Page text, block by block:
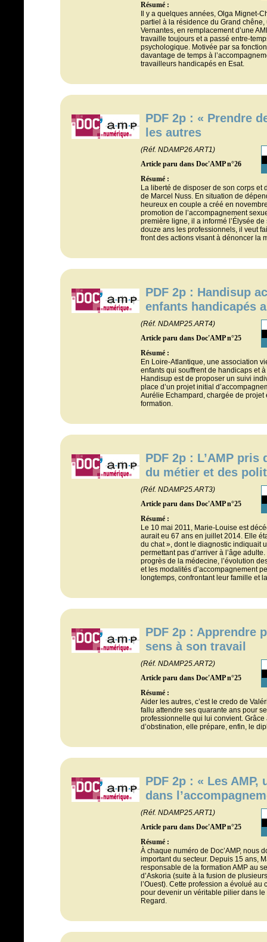
Résumé :
Il y a quelques années, Olga Mignet-
partiel à la résidence du Grand chêne,
Vernantes, en remplacement d’une
travaille toujours et a passé entre-
psychologique. Motivée par sa
davantage de temps à
travailleurs handicapés en Esat.
PDF 2p : « Prendre
les autres
(Réf. NDAMP26.ART1)
Article paru dans Doc'AMP n°26
Résumé :
La liberté de disposer de son corps et
de Marcel Nuss. En situation de
heureux en couple a créé en
promotion de l’accompagnement
première ligne, il a informé l’Élysée
douze ans les professionnels, il veut
front des actions visant à dénoncer la
PDF 2p : Handisup
enfants handicapés
(Réf. NDAMP25.ART4)
Article paru dans Doc'AMP n°25
Résumé :
En Loire-Atlantique, une association
enfants qui souffrent de handicaps et
Handisup est de proposer un suivi
place d’un projet initial
Aurélie Echampard, chargée de
formation.
PDF 2p : L’AMP pris
du métier et des
(Réf. NDAMP25.ART3)
Article paru dans Doc'AMP n°25
Résumé :
Le 10 mai 2011, Marie-Louise est
aurait eu 67 ans en juillet 2014. Elle
du chat », dont le diagnostic indiquait
permettant pas d’arriver à l’âge
progrès de la médecine, l’évolution
et les modalités d’accompagnement
longtemps, confrontant leur famille et
PDF 2p : Apprendre
sens à son travail
(Réf. NDAMP25.ART2)
Article paru dans Doc'AMP n°25
Résumé :
Aider les autres, c’est le credo de
fallu attendre ses quarante ans pour
professionnelle qui lui convient.
d’obstination, elle prépare, enfin, le
PDF 2p : « Les
dans
(Réf. NDAMP25.ART1)
Article paru dans Doc'AMP n°25
Résumé :
À chaque numéro de Doc’AMP, nous
important du secteur. Depuis 15 ans,
responsable de la formation AMP au
d’Askoria (suite à la fusion de
l’Ouest). Cette profession a évolué
pour devenir un véritable pilier dans
Regard.